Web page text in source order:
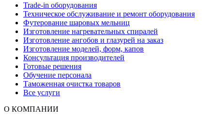
Trade-in оборудования
Техническое обслуживание и ремонт оборудования
Футерование шаровых мельниц
Изготовление нагревательных спиралей
Изготовление ангобов и глазурей на заказ
Изготовление моделей, форм, капов
Консультация производителей
Готовые решения
Обучение персонала
Таможенная очистка товаров
Все услуги
О КОМПАНИИ